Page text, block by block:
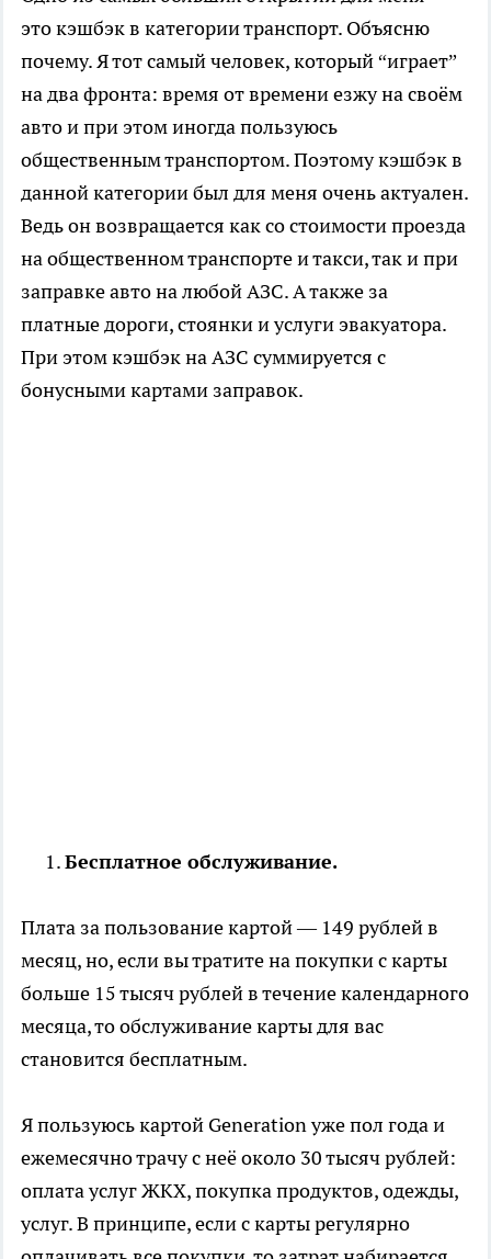
это кэшбэк в категории транспорт. Объясню
почему. Я тот самый человек, который “играет”
на два фронта: время от времени езжу на своём
авто и при этом иногда пользуюсь
общественным транспортом. Поэтому кэшбэк в
данной категории был для меня очень актуален.
Ведь он возвращается как со стоимости проезда
на общественном транспорте и такси, так и при
заправке авто на любой АЗС. А также за
платные дороги, стоянки и услуги эвакуатора.
При этом кэшбэк на АЗС суммируется с
бонусными картами заправок.
Бесплатное обслуживание.
Плата за пользование картой — 149 рублей в
месяц, но, если вы тратите на покупки с карты
больше 15 тысяч рублей в течение календарного
месяца, то обслуживание карты для вас
становится бесплатным.
Я пользуюсь картой Generation уже пол года и
ежемесячно трачу с неё около 30 тысяч рублей:
оплата услуг ЖКХ, покупка продуктов, одежды,
услуг. В принципе, если с карты регулярно